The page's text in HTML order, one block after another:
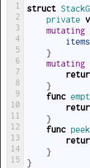
1
2
3
4
5
6
7
8
9
10
11
12
13
14
15
struct StackG
private
mutating
items
}
mutating
}
func
}
func peek
}
}